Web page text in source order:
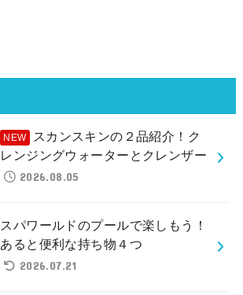
スカンスキンの２品紹介！ク
レンジングウォーターとクレンザー
2026.08.05
スパワールドのプールで楽しもう！
あると便利な持ち物４つ
2026.07.21